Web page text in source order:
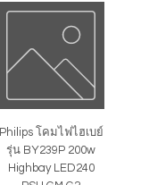
Philips โคมไฟไฮเบย์
รุ่น BY239P 200w
Highbay LED240